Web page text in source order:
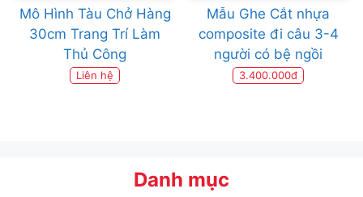
Mô Hình Tàu Chở Hàng
30cm Trang Trí Làm
Thủ Công
Liên hệ
Mẫu Ghe Cắt nhựa
composite đi câu 3-4
người có bệ ngồi
3.400.000đ
Danh mục